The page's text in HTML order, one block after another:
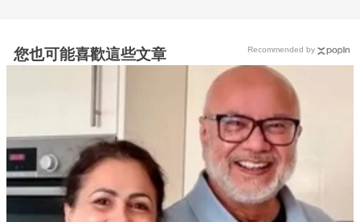
您也可能喜歡這些文章 Recommended by